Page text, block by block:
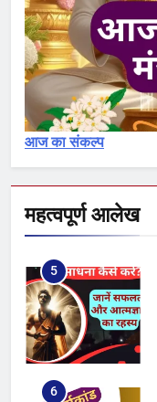
आज का संकल्प
महत्वपूर्ण आलेख
3
4
5
6